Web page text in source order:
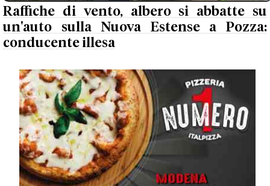
Raffiche di vento, albero si abbatte su
un'auto sulla Nuova Estense a Pozza:
conducente illesa